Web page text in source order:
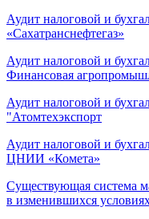
Аудит налоговой и
«Сахатранснефтегаз»
Аудит налоговой и
Финансовая
Аудит налоговой и
"Атомтехэкспорт
Аудит налоговой и
ЦНИИ «Комета»
Существующая система
в изменившихся